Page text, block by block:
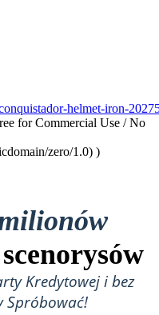
helmet-iron-
for Commercial Use / No
zero/1.0) )
Kredytowej i bez
Spróbować!